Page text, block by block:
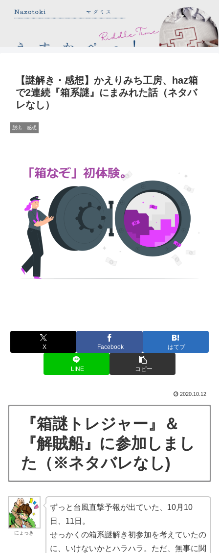
【謎解き・感想】かえりみち工房、haz箱
で2連続『箱系謎』にまみれた話（ネタバ
レなし）
脱出 感想
X Facebook はてブ
LINE コピー
2020.10.12
『箱謎トレジャー』＆
『解賊船』に参加しまし
た（※ネタバレなし)
にょっき
ずっと台風直撃予報が出ていた、10月10
日、11日。
せっかくの箱系謎解き初参加を考えていたの
に、いけないかとハラハラ。ただ、無事に関